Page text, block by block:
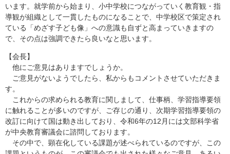
います。就学前から始まり、小中学校につながっていく教育観・指
導観が組織として一貫したものになることで、中学校区で策定され
ている「めざす子ども像」への意識も自ずと高まっていきますの
で、その点は強調できたら良いなと思います。
【会長】
他にご意見はありますでしょうか。
ご意見がないようでしたら、私からもコメントさせていただきま
す。
これからの求められる教育に関しまして、仕事柄、学習指導要領
に触れることが多いのですが、ご存じの通り、次期学習指導要領の
改訂に向けて国は動き出しており、令和6年の12月には文部科学省
が中央教育審議会に諮問しております。
その中で、顕在化している課題が述べられているのですが、この